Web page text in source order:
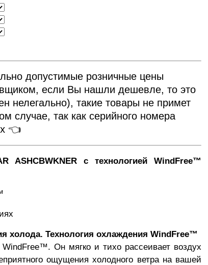
допустимые розничные цены
если Вы нашли дешевле, то это
нелегально), такие товары не примет
случае, так как серийного номера
👈
ASHCBWKNER с технологией WindFree™
холода. Технология охлаждения WindFree™
Он мягко и тихо рассеивает воздух
ощущения холодного ветра на вашей